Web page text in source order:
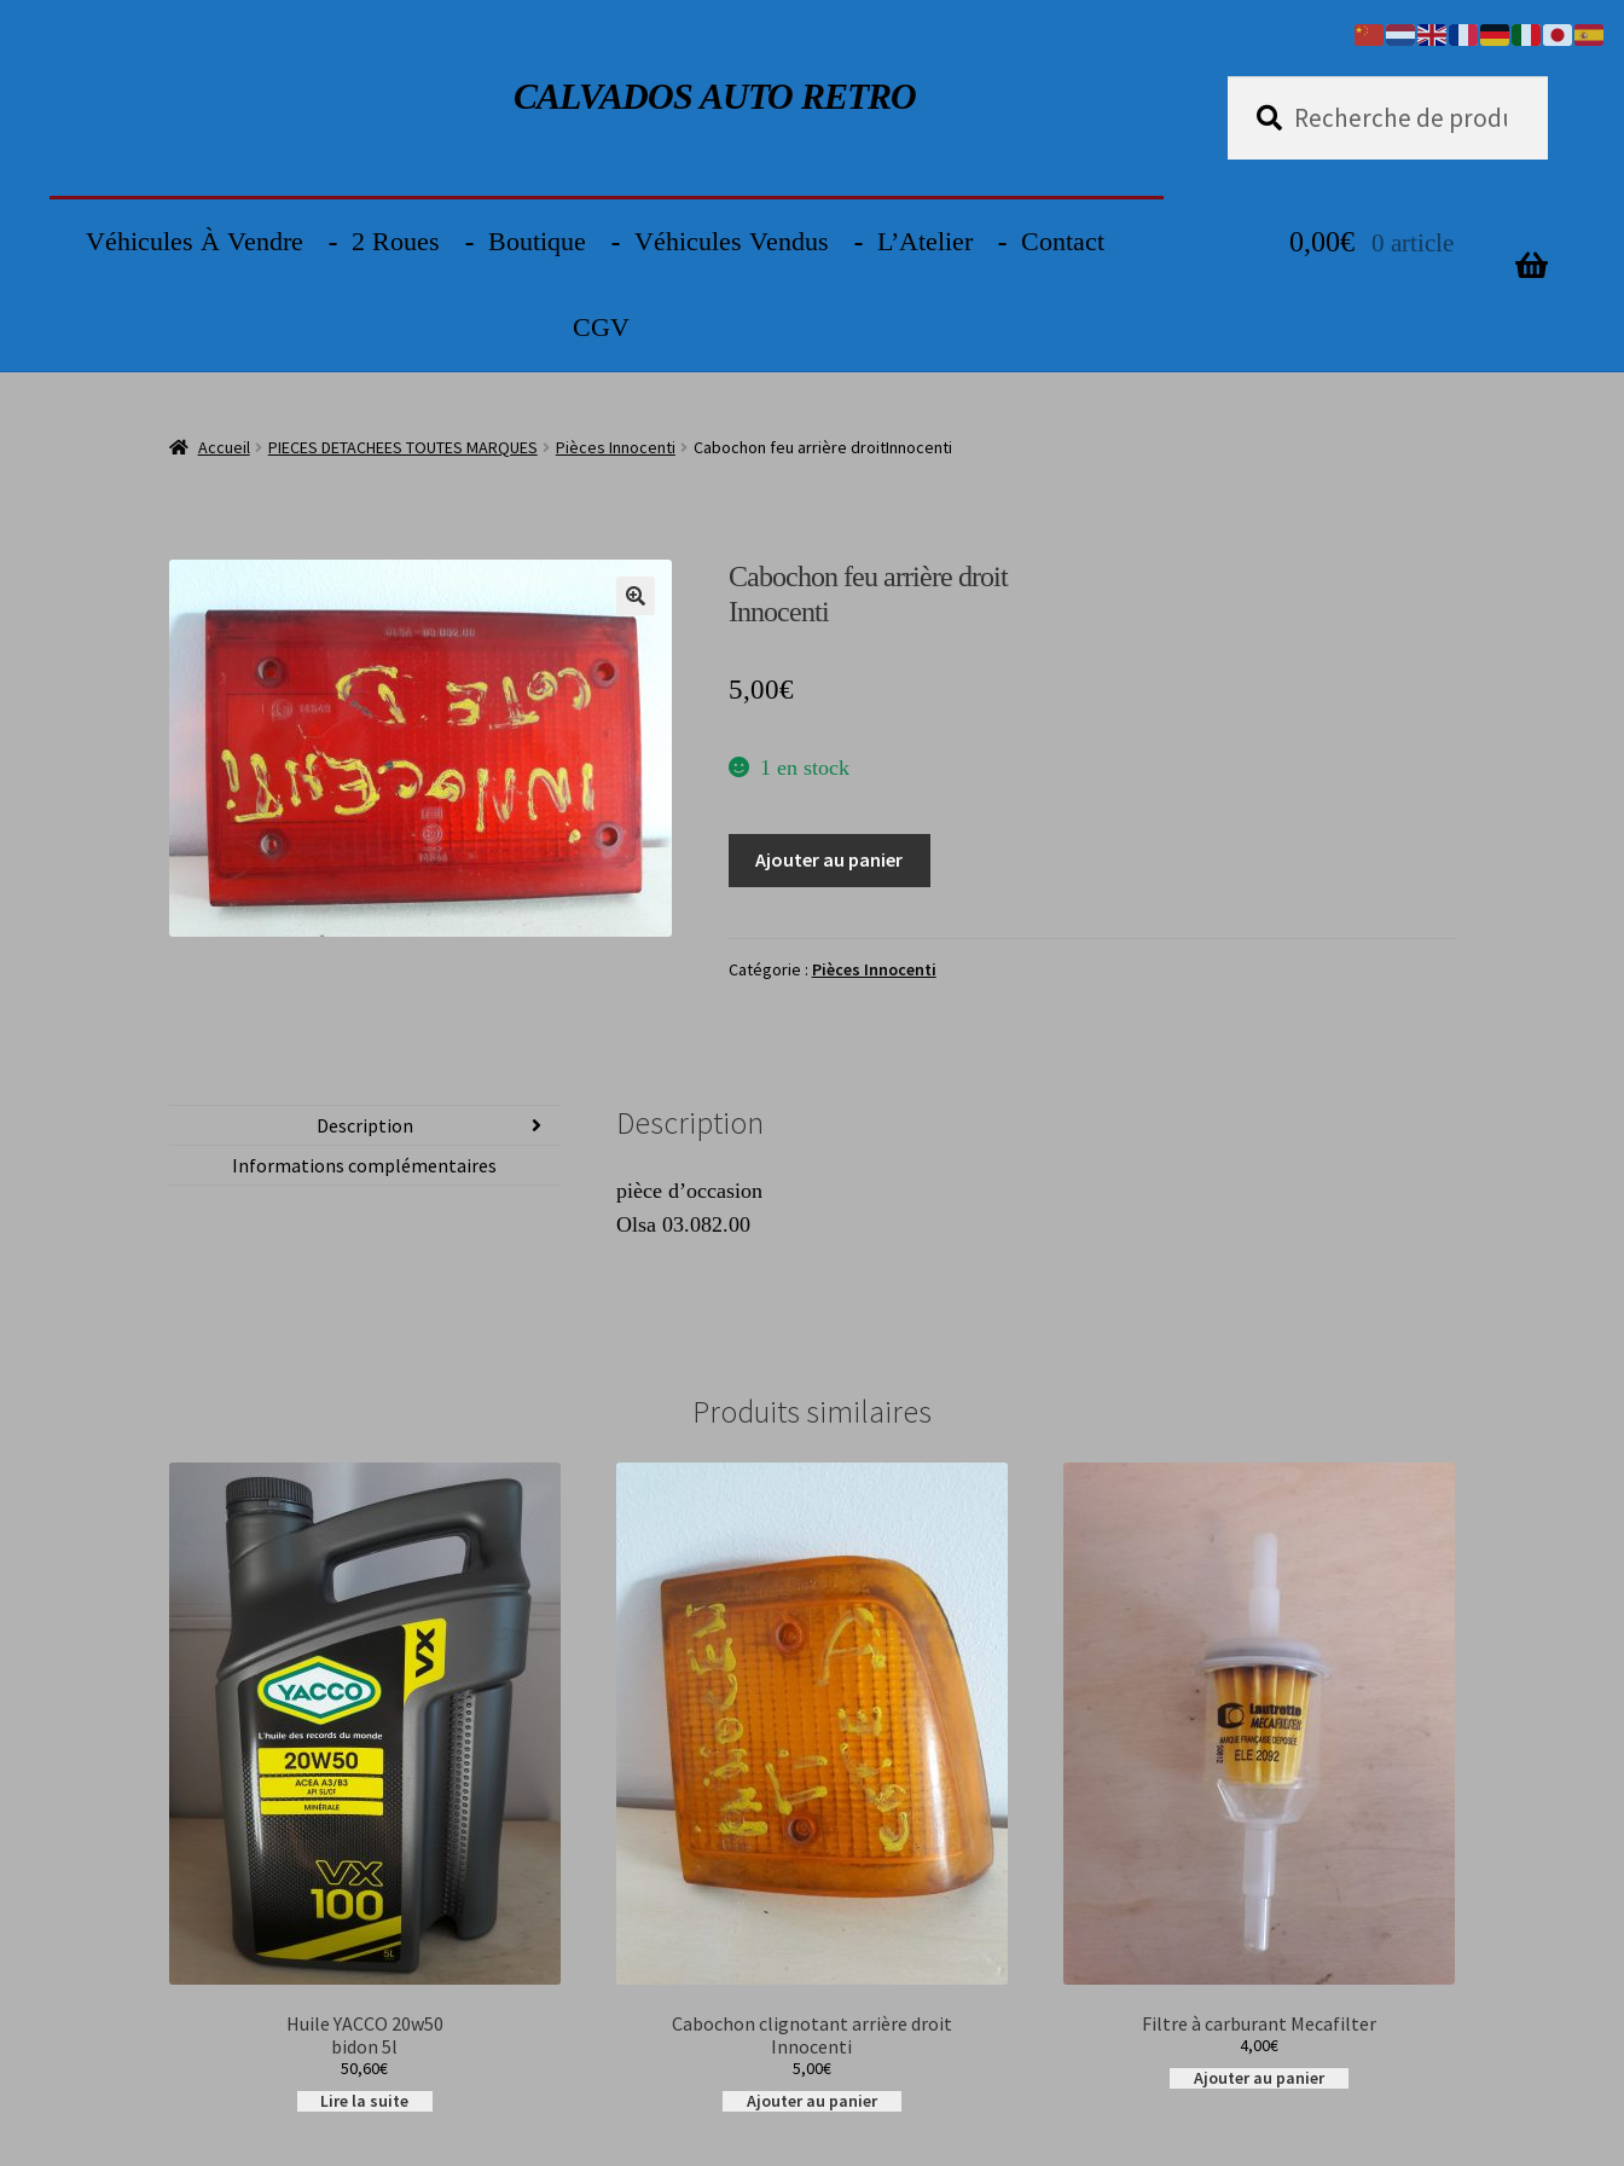
CALVADOS AUTO RETRO
pour :
Véhicules À Vendre 2 Roues Boutique Véhicules Vendus L’Atelier Contact
CGV
0,00€ 0 article
Accueil PIECES DETACHEES TOUTES MARQUES Pièces Innocenti Cabochon feu arrière droitInnocenti
Cabochon feu arrière droit
Innocenti
5,00€
1 en stock
arrière
Ajouter au panier
Catégorie : Pièces Innocenti
Description
Informations complémentaires
Description
pièce d’occasion
Olsa 03.082.00
Produits similaires
Huile YACCO 20w50
bidon 5l
50,60€
Lire la suite
Cabochon clignotant arrière droit
Innocenti
5,00€
Ajouter au panier
Filtre à carburant Mecafilter
4,00€
Ajouter au panier